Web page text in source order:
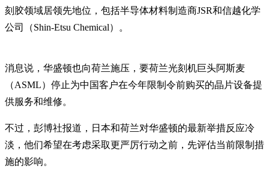
刻胶领域居领先地位，包括半导体材料制造商JSR和信越化学
公司（Shin-Etsu Chemical）。
消息说，华盛顿也向荷兰施压，要荷兰光刻机巨头阿斯麦
（ASML）停止为中国客户在今年限制令前购买的晶片设备提
供服务和维修。
不过，彭博社报道，日本和荷兰对华盛顿的最新举措反应冷
淡，他们希望在考虑采取更严厉行动之前，先评估当前限制措
施的影响。